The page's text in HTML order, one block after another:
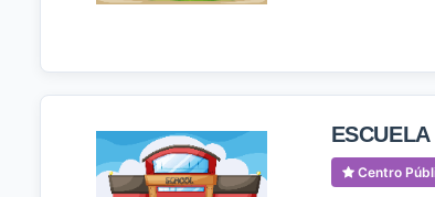
Centro